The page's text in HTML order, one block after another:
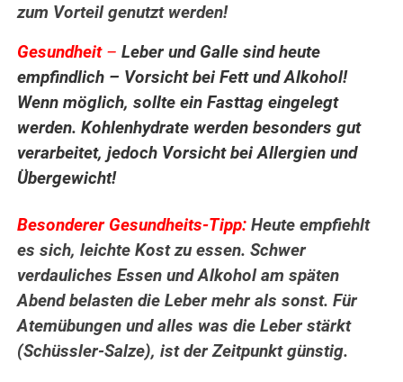
zum Vorteil genutzt werden!
Gesundheit –Leber und Galle sind heute
empfindlich – Vorsicht bei Fett und Alkohol!
Wenn möglich, sollte ein Fasttag eingelegt
werden. Kohlenhydrate werden besonders gut
verarbeitet, jedoch Vorsicht bei Allergien und
Übergewicht!
Besonderer Gesundheits-Tipp:Heute empfiehlt
es sich, leichte Kost zu essen. Schwer
verdauliches Essen und Alkohol am späten
Abend belasten die Leber mehr als sonst. Für
Atemübungen und alles was die Leber stärkt
(Schüssler-Salze), ist der Zeitpunkt günstig.